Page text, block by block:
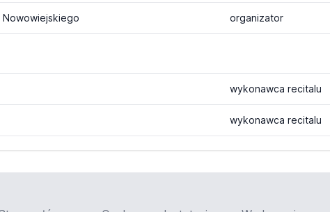
Nowowiejskiego organizator
wykonawca recitalu
wykonawca recitalu